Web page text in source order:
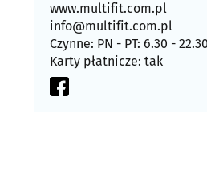
www.multifit.com.pl
info@multifit.com.pl
Czynne: PN - PT: 6.30 -
Karty płatnicze: tak